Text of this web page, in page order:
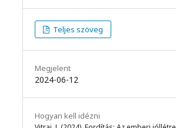
Teljes szöveg
Megjelent
2024-06-12
Hogyan kell idézni